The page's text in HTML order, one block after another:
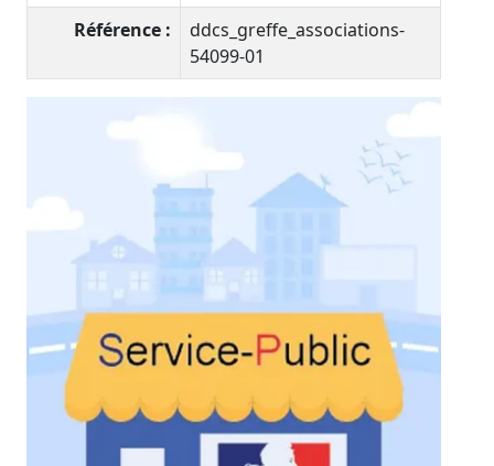
Référence :
ddcs_greffe_associations-
54099-01